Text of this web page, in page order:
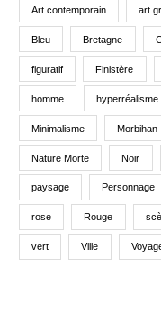
Art contemporain art
Bleu Bretagne
figuratif Finistère
homme hyperréalisme
Minimalisme Morbihan
Nature Morte Noir
paysage Personnage
rose Rouge
vert Ville